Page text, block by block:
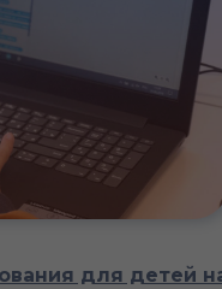
для детей